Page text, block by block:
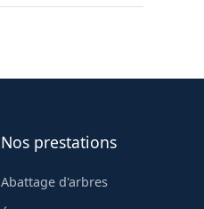
Nos prestations
Abattage d'arbres